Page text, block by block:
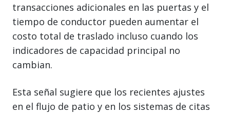
transacciones adicionales en las puertas y el
tiempo de conductor pueden aumentar el
costo total de traslado incluso cuando los
indicadores de capacidad principal no
cambian.
Esta señal sugiere que los recientes ajustes
en el flujo de patio y en los sistemas de citas